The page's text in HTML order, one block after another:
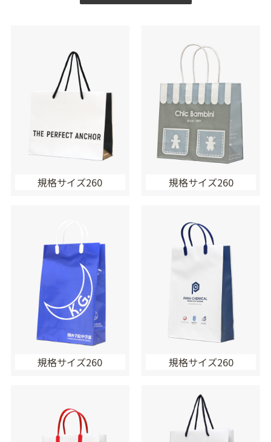
規格サイズ260 規格サイズ260
規格サイズ260 規格サイズ260